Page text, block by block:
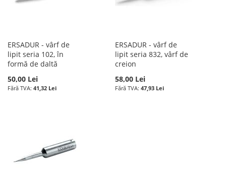
ERSADUR - vârf de
lipit seria 102, în
formă de daltă
50,00 Lei
41,32 Lei
ERSADUR - vârf de
lipit seria 832, vârf de
creion
58,00 Lei
47,93 Lei